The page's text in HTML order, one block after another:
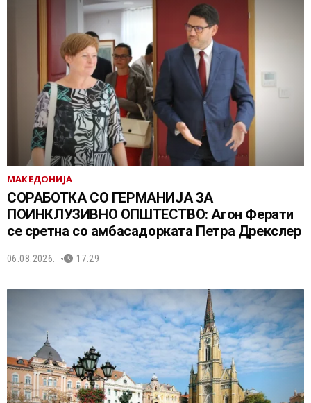
МАКЕДОНИЈА
СОРАБОТКА СО ГЕРМАНИЈА ЗА
ПОИНКЛУЗИВНО ОПШТЕСТВО: Агон Ферати
се сретна со амбасадорката Петра Дрекслер
06.08.2026. 17:29